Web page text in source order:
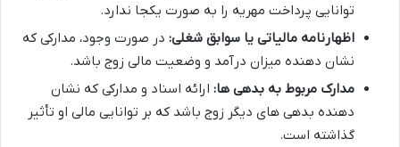
توانایی پرداخت مهریه را به صورت یکجا ندارد.
اظهارنامه مالیاتی یا سوابق شغلی: در صورت وجود، مدارکی که
نشان دهنده میزان درآمد و وضعیت مالی زوج باشد.
مدارک مربوط به بدهی ها: ارائه اسناد و مدارکی که نشان
دهنده بدهی های دیگر زوج باشد که بر توانایی مالی او تأثیر
گذاشته است.